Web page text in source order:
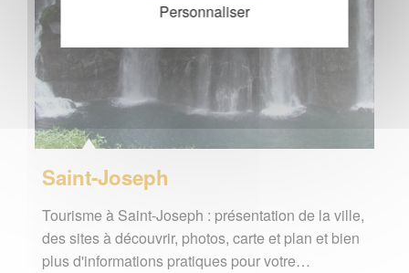
Saint-Joseph
Tourisme à Saint-Joseph : présentation de la ville,
des sites à découvrir, photos, carte et plan et bien
plus d'informations pratiques pour votre…
Personnaliser